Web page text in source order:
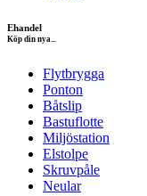
Ehandel
Köp din nya...
Flytbrygga
Ponton
Båtslip
Bastuflotte
Miljöstation
Elstolpe
Skruvpåle
Neular